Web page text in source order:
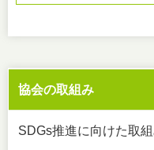
協会の取組み
SDGs推進に向けた取